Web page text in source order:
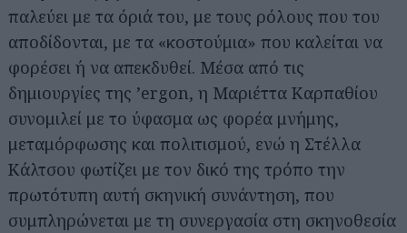
παλεύει με τα όριά του, με τους ρόλους που του
αποδίδονται, με τα «κοστούμια» που καλείται να
φορέσει ή να απεκδυθεί. Μέσα από τις
δημιουργίες της ’ergon, η Μαριέττα Καρπαθίου
συνομιλεί με το ύφασμα ως φορέα μνήμης,
μεταμόρφωσης και πολιτισμού, ενώ η Στέλλα
Κάλτσου φωτίζει με τον δικό της τρόπο την
πρωτότυπη αυτή σκηνική συνάντηση, που
συμπληρώνεται με τη συνεργασία στη σκηνοθεσία